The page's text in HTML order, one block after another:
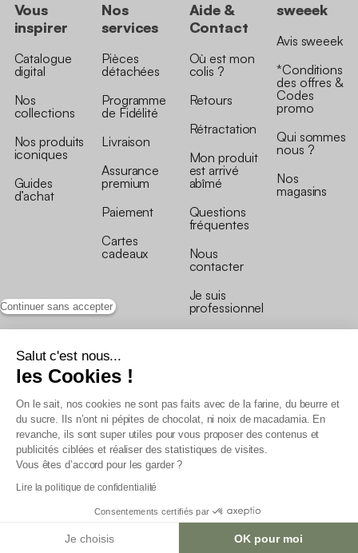
Continuer sans accepter
Salut c'est nous...
les Cookies !
On le sait, nos cookies ne sont pas faits avec de la farine, du beurre et
du sucre. Ils n’ont ni pépites de chocolat, ni noix de macadamia. En
revanche, ils sont super utiles pour vous proposer des contenus et
publicités ciblées et réaliser des statistiques de visites.
Vous êtes d’accord pour les garder ?
Lire la politique de confidentialité
Consentements certifiés par
Je choisis OK pour moi
Vous
inspirer
Catalogue
digital
Nos
collections
Nos produits
iconiques
Guides
d’achat
Nos
services
Pièces
détachées
Programme
de Fidélité
Livraison
Assurance
premium
Paiement
Cartes
cadeaux
Aide &
Contact
Où est mon
colis ?
Retours
Rétractation
Mon produit
est arrivé
abîmé
Questions
fréquentes
Nous
contacter
Je suis
professionnel
sweeek
Avis sweeek
*Conditions
des offres &
Codes
promo
Qui sommes
nous ?
Nos
magasins
Conditions générales de vente
Conditions générales du programme de fidélité
Charte de données personnelles
Conditions générales de vente Pro
Déclaration d’accessibilité